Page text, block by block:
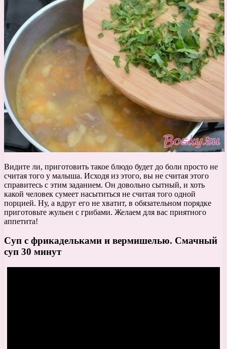
Видите ли, приготовить такое блюдо будет до боли просто не
считая того у малыша. Исходя из этого, вы не считая этого
справитесь с этим заданием. Он довольно сытный, и хоть
какой человек сумеет насытиться не считая того одной
порцией. Ну, а вдруг его не хватит, в обязательном порядке
приготовьте жульен с грибами. Желаем для вас приятного
аппетита!
Суп с фрикадельками и вермишелью. Смачный
суп 30 минут